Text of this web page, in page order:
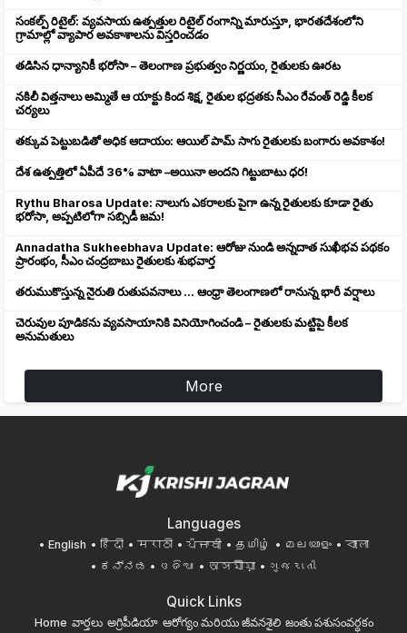
సంకల్ప్ రిటైల్: వ్యవసాయ ఉత్పత్తుల రిటైల్ రంగాన్ని మారుస్తూ, భారతదేశంలోని
గ్రామాల్లో వ్యాపార అవకాశాలను విస్తరించడం
తడిసిన ధాన్యానికీ భరోసా – తెలంగాణ ప్రభుత్వం నిర్ణయం, రైతులకు ఊరట
నకిలీ విత్తనాలు అమ్మితే ఆ యాక్టు కింద శిక్ష, రైతుల భద్రతకు సీఎం రేవంత్ రెడ్డి కీలక
చర్యలు
తక్కువ పెట్టుబడితో అధిక ఆదాయం: ఆయిల్ పామ్ సాగు రైతులకు బంగారు అవకాశం!
దేశ ఉత్పత్తిలో ఏపీదే 36% వాటా –అయినా అందని గిట్టుబాటు ధర!
Rythu Bharosa Update: నాలుగు ఎకరాలకు పైగా ఉన్న రైతులకు కూడా రైతు
భరోసా, అప్పటిలోగా సబ్సిడీ జమ!
Annadatha Sukheebhava Update: ఆరోజు నుండి అన్నదాత సుఖీభవ పథకం
ప్రారంభం, సీఎం చంద్రబాబు రైతులకు శుభవార్త
తరుముకొస్తున్న నైరుతి రుతుపవనాలు ... ఆంధ్రా తెలంగాణలో రానున్న భారీ వర్షాలు
చెరువుల పూడికను వ్యవసాయానికి వినియోగించండి – రైతులకు మట్టిపై కీలక
అనుమతులు
More
Languages
English हिंदी मराठी ਪੰਜਾਬੀ தமிழ் മലയാളം
বাংলা
ಕನ್ನಡ
ଓଡିଆ অসমীয়া ગુજરાતી
Quick Links
Home వార్తలు అగ్రిపీడియా ఆరోగ్యం మరియు జీవనశైలి జంతు పశుసంవర్ధకం